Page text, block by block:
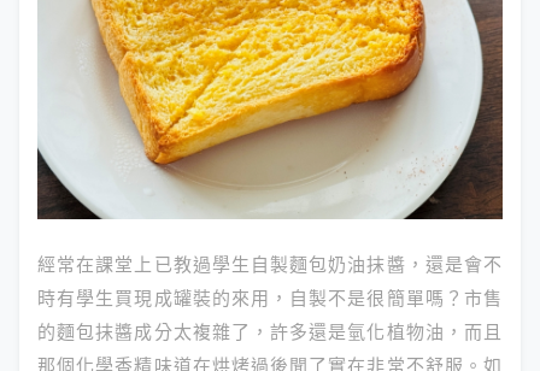
經常在課堂上已教過學生自製麵包奶油抹醬，還是會不
時有學生買現成罐裝的來用，自製不是很簡單嗎？市售
的麵包抹醬成分太複雜了，許多還是氫化植物油，而且
那個化學香精味道在烘烤過後聞了實在非常不舒服。如